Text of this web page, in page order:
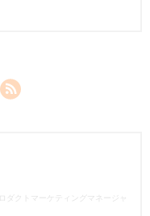
ダクトマーケティングマネージャ